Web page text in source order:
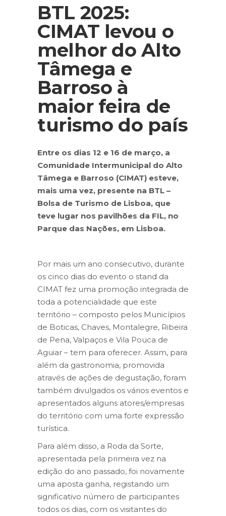
BTL 2025:
CIMAT levou o
melhor do Alto
Tâmega e
Barroso à
maior feira de
turismo do país
Entre os dias 12 e 16 de março, a
Comunidade Intermunicipal do Alto
Tâmega e Barroso (CIMAT) esteve,
mais uma vez, presente na BTL –
Bolsa de Turismo de Lisboa, que
teve lugar nos pavilhões da FIL, no
Parque das Nações, em Lisboa.
Por mais um ano consecutivo, durante
os cinco dias do evento o stand da
CIMAT fez uma promoção integrada de
toda a potencialidade que este
território – composto pelos Municípios
de Boticas, Chaves, Montalegre, Ribeira
de Pena, Valpaços e Vila Pouca de
Aguiar – tem para oferecer. Assim, para
além da gastronomia, promovida
através de ações de degustação, foram
também divulgados os vários eventos e
apresentados alguns atores/empresas
do território com uma forte expressão
turística.
Para além disso, a Roda da Sorte,
apresentada pela primeira vez na
edição do ano passado, foi novamente
uma aposta ganha, registando um
significativo número de participantes
todos os dias, com os visitantes do